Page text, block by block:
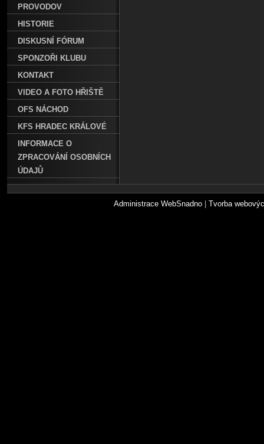
PROVODOV
HISTORIE
DISKUSNÍ FÓRUM
SPONZOŘI KLUBU
KONTAKT
VIDEO A FOTO HŘIŠTĚ
OFS NÁCHOD
KFS HRADEC KRÁLOVÉ
INFORMACE O
ZPRACOVÁNÍ OSOBNÍCH
ÚDAJŮ
Administrace WebSnadno Tvorba